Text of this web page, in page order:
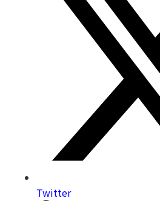
Twitter